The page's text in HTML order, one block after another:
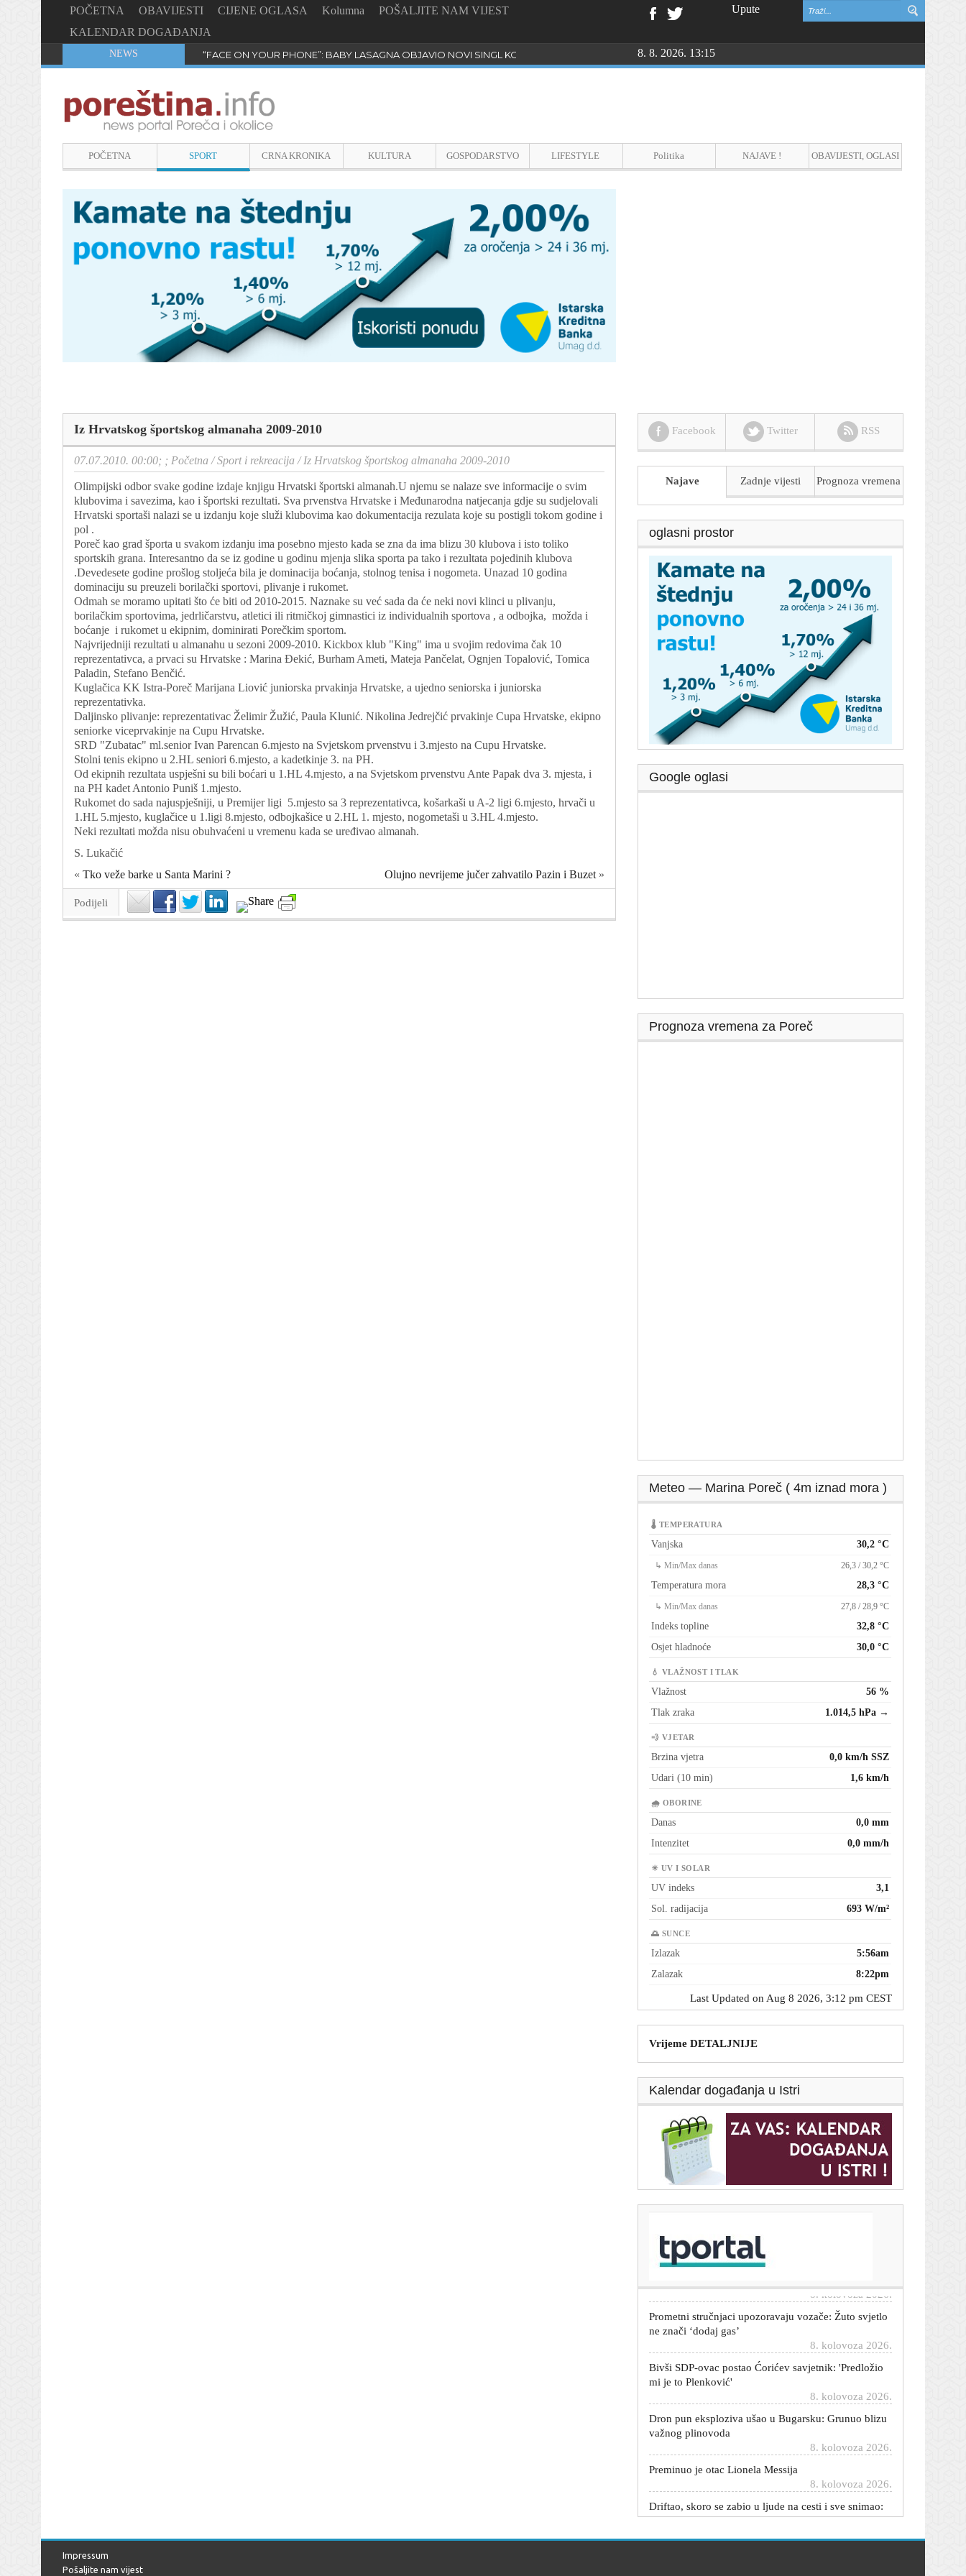
POČETNA OBAVIJESTI CIJENE OGLASA Kolumna
POŠALJITE NAM VIJEST
KALENDAR DOGAĐANJA
Upute
NEWS “FACE ON YOUR PHONE”: BABY LASAGNA OBJAVIO NOVI SINGL KOJI PROGOVARA O BULLYINGU8. 8. 2026. 13:15
POČETNA SPORT CRNA KRONIKA KULTURA GOSPODARSTVO LIFESTYLE Politika NAJAVE ! OBAVIJESTI, OGLASI
Iz Hrvatskog športskog almanaha 2009-2010
07.07.2010. 00:00; ; Početna /Sport i rekreacija /Iz Hrvatskog športskog almanaha 2009-2010
Olimpijski odbor svake godine izdaje knjigu Hrvatski športski almanah.U njemu se nalaze sve informacije o svim
klubovima i savezima, kao i športski rezultati. Sva prvenstva Hrvatske i Međunarodna natjecanja gdje su sudjelovali
Hrvatski sportaši nalazi se u izdanju koje služi klubovima kao dokumentacija rezulata koje su postigli tokom godine i
pol .
Poreč kao grad športa u svakom izdanju ima posebno mjesto kada se zna da ima blizu 30 klubova i isto toliko
sportskih grana. Interesantno da se iz godine u godinu mjenja slika sporta pa tako i rezultata pojedinih klubova
.Devedesete godine prošlog stoljeća bila je dominacija boćanja, stolnog tenisa i nogometa. Unazad 10 godina
dominaciju su preuzeli borilački sportovi, plivanje i rukomet.
Odmah se moramo upitati što će biti od 2010-2015. Naznake su već sada da će neki novi klinci u plivanju,
borilačkim sportovima, jedrličarstvu, atletici ili ritmičkoj gimnastici iz individualnih sportova , a odbojka, možda i
boćanje i rukomet u ekipnim, dominirati Porečkim sportom.
Najvrijedniji rezultati u almanahu u sezoni 2009-2010. Kickbox klub "King" ima u svojim redovima čak 10
reprezentativca, a prvaci su Hrvatske : Marina Đekić, Burham Ameti, Mateja Pančelat, Ognjen Topalović, Tomica
Paladin, Stefano Benčić.
Kuglačica KK Istra-Poreč Marijana Liović juniorska prvakinja Hrvatske, a ujedno seniorska i juniorska
reprezentativka.
Daljinsko plivanje: reprezentativac Želimir Žužić, Paula Klunić. Nikolina Jedrejčić prvakinje Cupa Hrvatske, ekipno
seniorke viceprvakinje na Cupu Hrvatske.
SRD "Zubatac" ml.senior Ivan Parencan 6.mjesto na Svjetskom prvenstvu i 3.mjesto na Cupu Hrvatske.
Stolni tenis ekipno u 2.HL seniori 6.mjesto, a kadetkinje 3. na PH.
Od ekipnih rezultata uspješni su bili boćari u 1.HL 4.mjesto, a na Svjetskom prvenstvu Ante Papak dva 3. mjesta, i
na PH kadet Antonio Puniš 1.mjesto.
Rukomet do sada najuspješniji, u Premijer ligi 5.mjesto sa 3 reprezentativca, košarkaši u A-2 ligi 6.mjesto, hrvači u
1.HL 5.mjesto, kuglačice u 1.ligi 8.mjesto, odbojkašice u 2.HL 1. mjesto, nogometaši u 3.HL 4.mjesto.
Neki rezultati možda nisu obuhvaćeni u vremenu kada se uređivao almanah.
S. Lukačić
« Tko veže barke u Santa Marini ? Olujno nevrijeme jučer zahvatilo Pazin i Buzet »
Podijeli
Facebook Twitter RSS
Najave Zadnje vijesti Prognoza vremena
oglasni prostor
Google oglasi
Prognoza vremena za Poreč
Meteo — Marina Poreč ( 4m iznad mora )
🌡 TEMPERATURA
Vanjska 30,2 °C
↳ Min/Max danas 26,3 / 30,2 °C
Temperatura mora 28,3 °C
↳ Min/Max danas 27,8 / 28,9 °C
Indeks topline
32,8 °C
Osjet hladnoće
30,0 °C
💧 VLAŽNOST I TLAK
Vlažnost
56 %
Tlak zraka
1.014,5 hPa →
💨 VJETAR
Brzina vjetra
0,0 km/h SSZ
Udari (10 min)
1,6 km/h
🌧 OBORINE
Danas
0,0 mm
Intenzitet
0,0 mm/h
☀ UV I SOLAR
UV indeks
3,1
Sol. radijacija
693 W/m²
🌅 SUNCE
Izlazak
5:56am
Zalazak
8:22pm
Last Updated on Aug 8 2026, 3:12 pm CEST
Vrijeme DETALJNIJE
Kalendar događanja u Istri
AI agenti su rastuća prijetnja vašim podacima. Evo
što možete poduzeti
Prometni stručnjaci upozoravaju vozače: Žuto svjetlo
ne znači ‘dodaj gas’
Bivši SDP-ovac postao Ćorićev savjetnik: 'Predložio
mi je to Plenković'
Dron pun eksploziva ušao u Bugarsku: Grunuo blizu
važnog plinovoda
Driftao, skoro se zabio u ljude na cesti i sve snimao:
Policija uhvatila 22-godišnjaka
8. kolovoza 2026.
Ana Ivanović pokazala dva savršena ljetna looka:
Impressum
Pošaljite nam vijest